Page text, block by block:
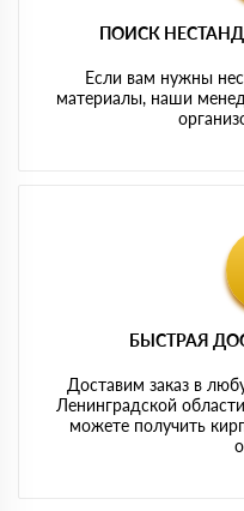
ПОИСК
Если вам нужны
материалы, наши
БЫСТРАЯ
Доставим заказ в
Ленинградской
можете получить